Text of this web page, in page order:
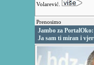
Volarević.
Prenosimo
Jambo za PortalOko:
Ja sam ti miran i